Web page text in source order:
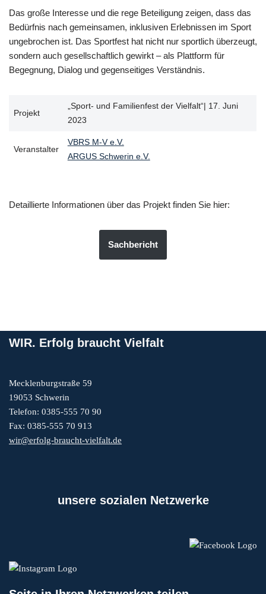
Das große Interesse und die rege Beteiligung zeigen, dass das
Bedürfnis nach gemeinsamen, inklusiven Erlebnissen im Sport
ungebrochen ist. Das Sportfest hat nicht nur sportlich überzeugt,
sondern auch gesellschaftlich gewirkt – als Plattform für
Begegnung, Dialog und gegenseitiges Verständnis.
Projekt
„Sport- und Familienfest der Vielfalt“| 17. Juni
2023
Veranstalter
VBRS M-V e.V.
ARGUS Schwerin e.V.
Detaillierte Informationen über das Projekt finden Sie hier:
Sachbericht
WIR. Erfolg braucht Vielfalt
Mecklenburgstraße 59
19053 Schwerin
Telefon: 0385-555 70 90
Fax: 0385-555 70 913
wir@erfolg-braucht-vielfalt.de
unsere sozialen Netzwerke